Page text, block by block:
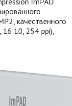
качественного
254 ppi),